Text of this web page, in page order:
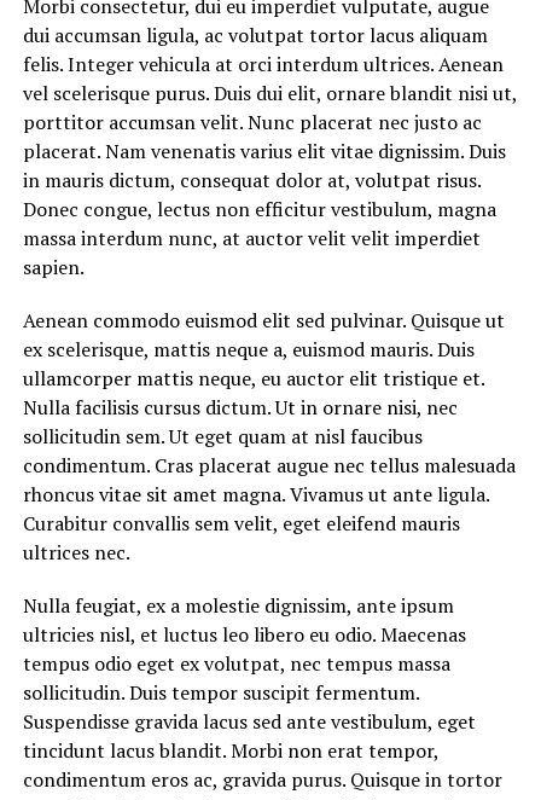
Morbi consectetur, dui eu imperdiet vulputate, augue
dui accumsan ligula, ac volutpat tortor lacus aliquam
felis. Integer vehicula at orci interdum ultrices. Aenean
vel scelerisque purus. Duis dui elit, ornare blandit nisi ut,
porttitor accumsan velit. Nunc placerat nec justo ac
placerat. Nam venenatis varius elit vitae dignissim. Duis
in mauris dictum, consequat dolor at, volutpat risus.
Donec congue, lectus non efficitur vestibulum, magna
massa interdum nunc, at auctor velit velit imperdiet
sapien.
Aenean commodo euismod elit sed pulvinar. Quisque ut
ex scelerisque, mattis neque a, euismod mauris. Duis
ullamcorper mattis neque, eu auctor elit tristique et.
Nulla facilisis cursus dictum. Ut in ornare nisi, nec
sollicitudin sem. Ut eget quam at nisl faucibus
condimentum. Cras placerat augue nec tellus malesuada
rhoncus vitae sit amet magna. Vivamus ut ante ligula.
Curabitur convallis sem velit, eget eleifend mauris
ultrices nec.
Nulla feugiat, ex a molestie dignissim, ante ipsum
ultricies nisl, et luctus leo libero eu odio. Maecenas
tempus odio eget ex volutpat, nec tempus massa
sollicitudin. Duis tempor suscipit fermentum.
Suspendisse gravida lacus sed ante vestibulum, eget
tincidunt lacus blandit. Morbi non erat tempor,
condimentum eros ac, gravida purus. Quisque in tortor